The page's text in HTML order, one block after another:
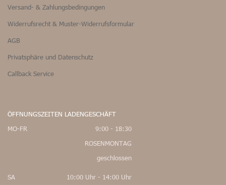
Versand- & Zahlungsbedingungen
Widerrufsrecht & Muster-Widerrufsformular
AGB
Privatsphäre und Datenschutz
Callback Service
ÖFFNUNGSZEITEN LADENGESCHÄFT
MO-FR
9:00 - 18:30
ROSENMONTAG
geschlossen
SA 10:00 Uhr - 14:00 Uhr